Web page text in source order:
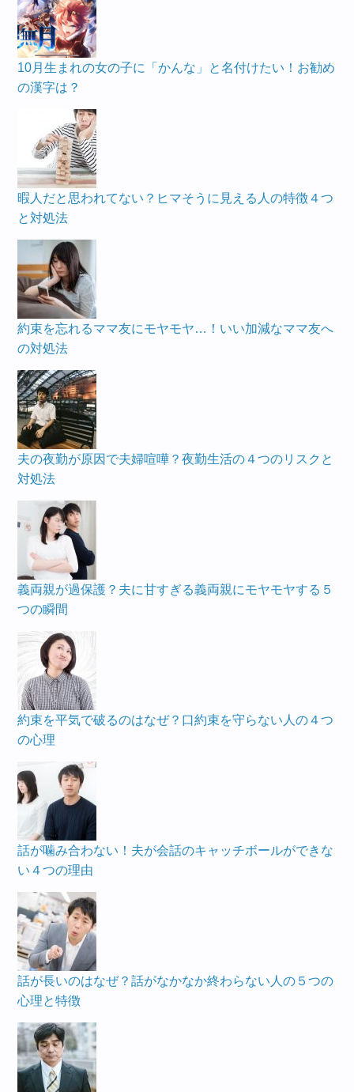
10月生まれの女の子に「かんな」と名付けたい！お勧め
の漢字は？
暇人だと思われてない？ヒマそうに見える人の特徴４つ
と対処法
約束を忘れるママ友にモヤモヤ…！いい加減なママ友へ
の対処法
夫の夜勤が原因で夫婦喧嘩？夜勤生活の４つのリスクと
対処法
義両親が過保護？夫に甘すぎる義両親にモヤモヤする５
つの瞬間
約束を平気で破るのはなぜ？口約束を守らない人の４つ
の心理
話が噛み合わない！夫が会話のキャッチボールができな
い４つの理由
話が長いのはなぜ？話がなかなか終わらない人の５つの
心理と特徴